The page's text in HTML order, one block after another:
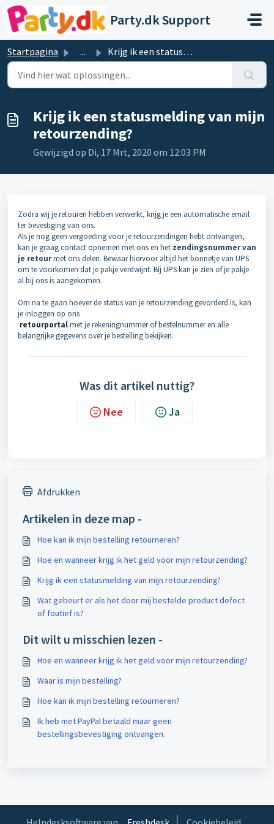
Doorgaan naar hoofdinhoud
Party.dk Support
Startpagina ... Krijg ik een statusmelding van mijn retourzending?
Krijg ik een statusmelding van mijn
retourzending?
Gewijzigd op Di, 17 Mrt, 2020 om 12:03 PM
Zodra wij je retouren hebben verwerkt, krijg je een automatische email
ter bevestiging van ons.
Als je nog geen vergoeding voor je retourzendingen hebt ontvangen,
kan je graag contact opnemen met ons en het zendingsnummer van
je retourmet ons delen. Bewaar hiervoor altijd het bonnetje van UPS
om te voorkomen dat je pakje verdwijnt. Bij UPS kan je zien of je pakje
al bij ons is aangekomen.
Om na te gaan hoever de status van je retourzending gevorderd is, kan
je inloggen op ons
retourportalmet je rekeningnummer of bestelnummer en alle
belangrijke gegevens over je bestelling bekijken.
Was dit artikel nuttig?
Nee Ja
Afdrukken
Artikelen in deze map -
Hoe kan ik mijn bestelling retourneren?
Hoe en wanneer krijg ik het geld voor mijn retourzending?
Krijg ik een statusmelding van mijn retourzending?
Wat gebeurt er als het door mij bestelde product defect
of foutief is?
Dit wilt u misschien lezen -
Hoe en wanneer krijg ik het geld voor mijn retourzending?
Waar is mijn bestelling?
Hoe kan ik mijn bestelling retourneren?
Ik heb met PayPal betaald maar geen
bestellingsbevestiging ontvangen.